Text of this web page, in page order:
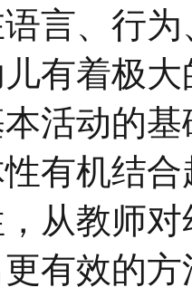
言、行
有着极
活动的
有机结
从教师
有效的